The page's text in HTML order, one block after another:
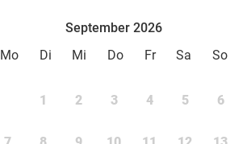
September 2026
Mo
Di Mi Do Fr Sa So
1 2 3 4 5 6